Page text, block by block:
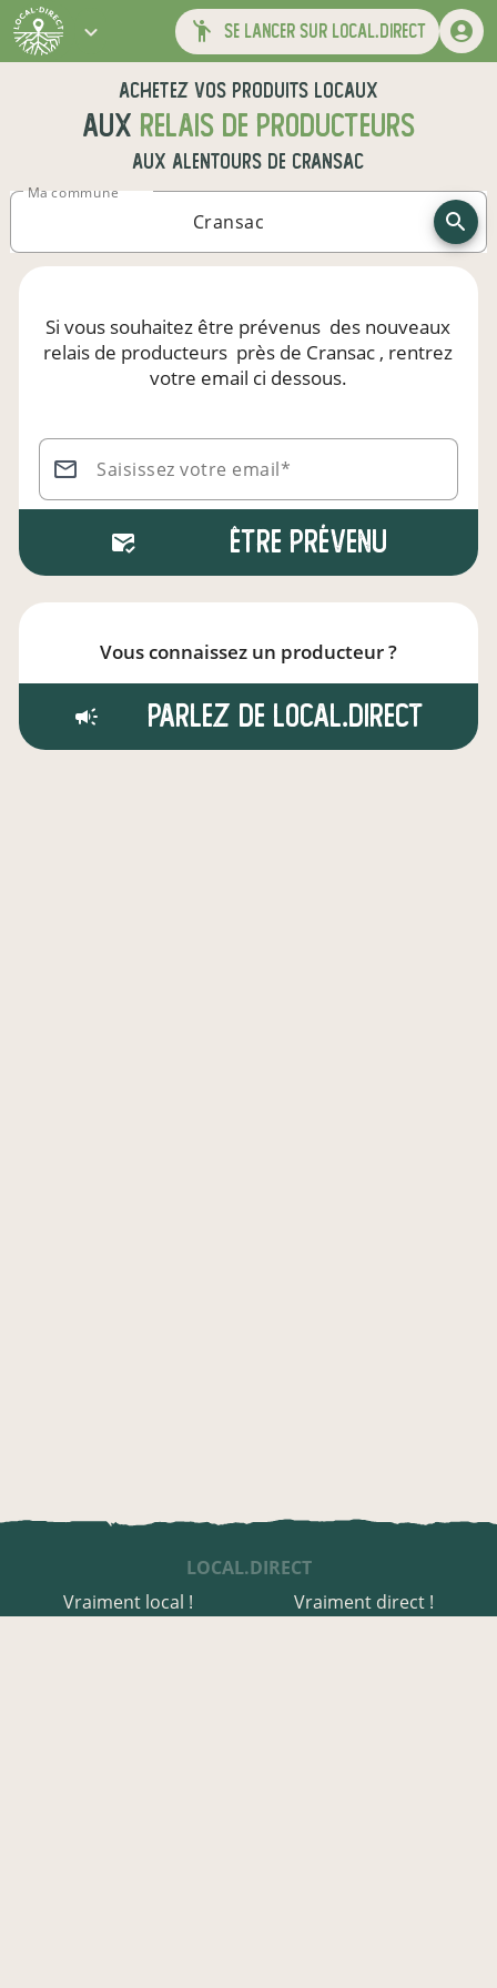
se lancer sur local.direct
Achetez vos produits locaux
aux relais de producteurs
aux alentours de Cransac
Ma commune
Si vous souhaitez être prévenus des nouveaux
relais de producteurs près de Cransac , rentrez
votre email ci dessous.
Saisissez votre email*
Être prévenu
Vous connaissez un producteur ?
Parlez de local.direct
LOCAL.DIRECT
Vraiment local !
Vraiment direct !